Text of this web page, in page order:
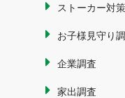
ストーカー対策
お子様見守り
企業調査
家出調査